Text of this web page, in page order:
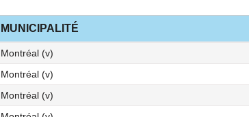
MUNICIPALITÉ
Montréal (v)
Montréal (v)
Montréal (v)